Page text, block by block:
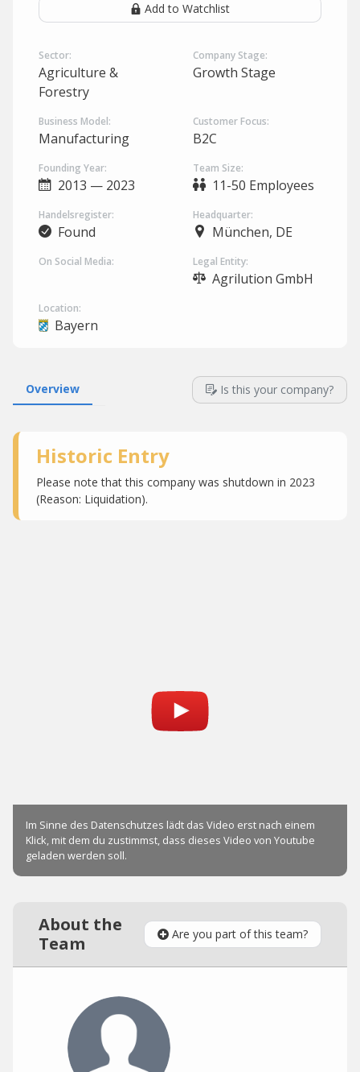
Add to Watchlist
Sector:
Agriculture &
Forestry
Company Stage:
Growth Stage
Business Model:
Manufacturing
Customer Focus:
B2C
Founding Year:
2013 — 2023
Team Size:
11-50 Employees
Handelsregister:
Found
Headquarter:
München, DE
On Social Media: Legal Entity:
Agrilution GmbH
Location:
Bayern
Overview Is this your company?
Historic Entry
Please note that this company was shutdown in 2023
(Reason: Liquidation).
About the
Team
Are you part of this team?